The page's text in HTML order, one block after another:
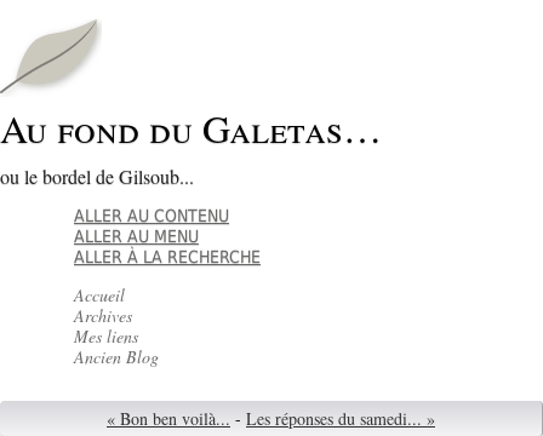
Au fond du Galetas…
ou le bordel de Gilsoub...
ALLER AU CONTENU
ALLER AU MENU
ALLER À LA RECHERCHE
Accueil
Archives
Mes liens
Ancien Blog
« Bon ben voilà... - Les réponses du samedi... »